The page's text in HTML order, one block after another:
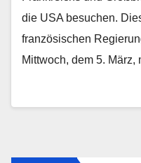
die USA besuchen.
französischen
Mittwoch, dem 5.